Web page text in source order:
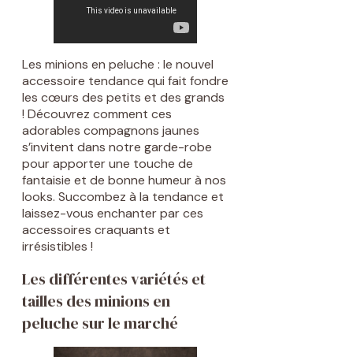
Les minions en peluche : le nouvel
accessoire tendance qui fait fondre
les cœurs des petits et des grands
! Découvrez comment ces
adorables compagnons jaunes
s’invitent dans notre garde-robe
pour apporter une touche de
fantaisie et de bonne humeur à nos
looks. Succombez à la tendance et
laissez-vous enchanter par ces
accessoires craquants et
irrésistibles !
Les différentes variétés et
tailles des minions en
peluche sur le marché